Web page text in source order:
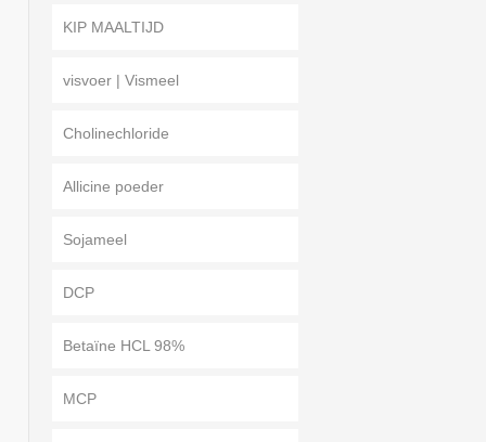
KIP MAALTIJD
visvoer | Vismeel
Cholinechloride
Allicine poeder
Sojameel
DCP
Betaïne HCL 98%
MCP